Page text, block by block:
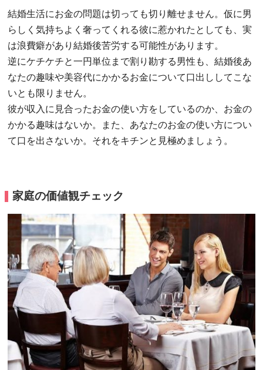
結婚生活にお金の問題は切っても切り離せません。仮に男
らしく気持ちよく奢ってくれる彼に惹かれたとしても、実
は浪費癖があり結婚後苦労する可能性があります。
逆にケチケチと一円単位まで割り勘する男性も、結婚後あ
なたの趣味や美容代にかかるお金について口出ししてこな
いとも限りません。
彼が収入に見合ったお金の使い方をしているのか、お金の
かかる趣味はないか。また、あなたのお金の使い方につい
て口を出さないか。それをキチンと見極めましょう。
家庭の価値観チェック